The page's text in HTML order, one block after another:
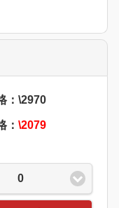
：\2970
： \2079
0